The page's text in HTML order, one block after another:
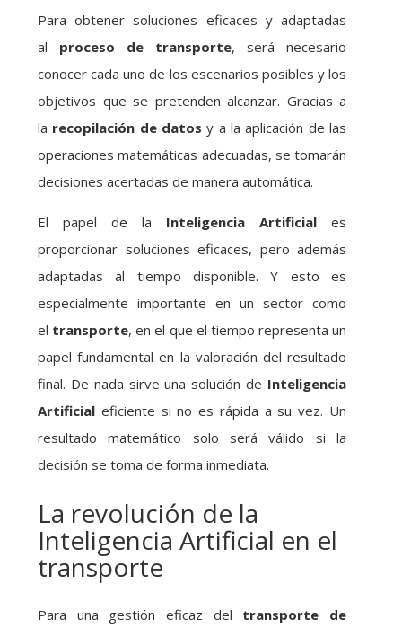
Para obtener soluciones eficaces y adaptadas
al proceso de transporte, será necesario
conocer cada uno de los escenarios posibles y los
objetivos que se pretenden alcanzar. Gracias a
la recopilación de datos y a la aplicación de las
operaciones matemáticas adecuadas, se tomarán
decisiones acertadas de manera automática.
El papel de la Inteligencia Artificial es
proporcionar soluciones eficaces, pero además
adaptadas al tiempo disponible. Y esto es
especialmente importante en un sector como
el transporte, en el que el tiempo representa un
papel fundamental en la valoración del resultado
final. De nada sirve una solución de Inteligencia
Artificial eficiente si no es rápida a su vez. Un
resultado matemático solo será válido si la
decisión se toma de forma inmediata.
La revolución de la
Inteligencia Artificial en el
transporte
Para una gestión eficaz del transporte de